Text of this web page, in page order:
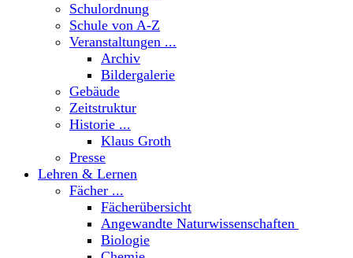
Schulordnung
Schule von A-Z
Veranstaltungen ...
Archiv
Bildergalerie
Gebäude
Zeitstruktur
Historie ...
Klaus Groth
Presse
Lehren & Lernen
Fächer ...
Fächerübersicht
Angewandte Naturwissenschaften
Biologie